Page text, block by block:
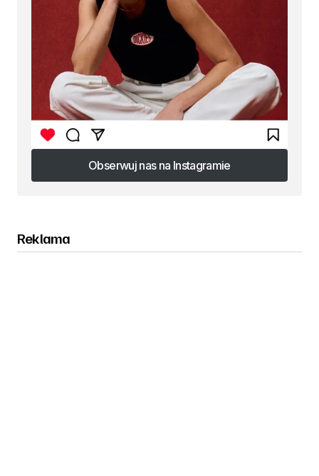
Obserwuj nas na Instagramie
Obserwuj nas na Instagramie
Reklama